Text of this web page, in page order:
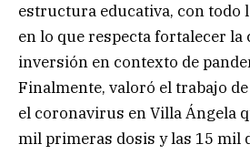
estructura educativa, con todo
en lo que respecta fortalecer la
inversión en contexto de
Finalmente, valoró el trabajo
el coronavirus en Villa Ángela
mil primeras dosis y las 15 mil